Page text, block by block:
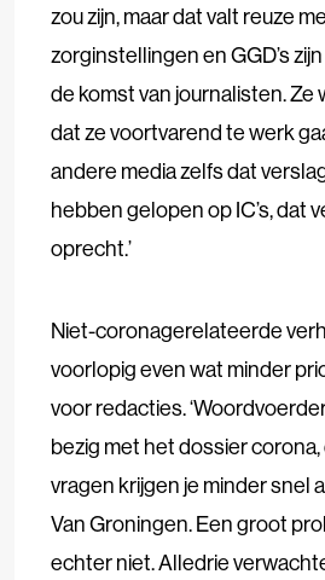
zou zijn, maar dat valt reuze
zorginstellingen en GGD’s
de komst van journalisten. Ze
dat ze voortvarend te werk
andere media zelfs dat
hebben gelopen op IC’s, dat
oprecht.’
Niet-coronagerelateerde
voorlopig even wat minder
voor redacties.
bezig met het dossier
vragen krijgen je minder snel
Van Groningen. Een groot
echter niet. Alledrie